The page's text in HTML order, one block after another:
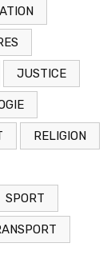
JUSTICE
RELIGION
SPORT